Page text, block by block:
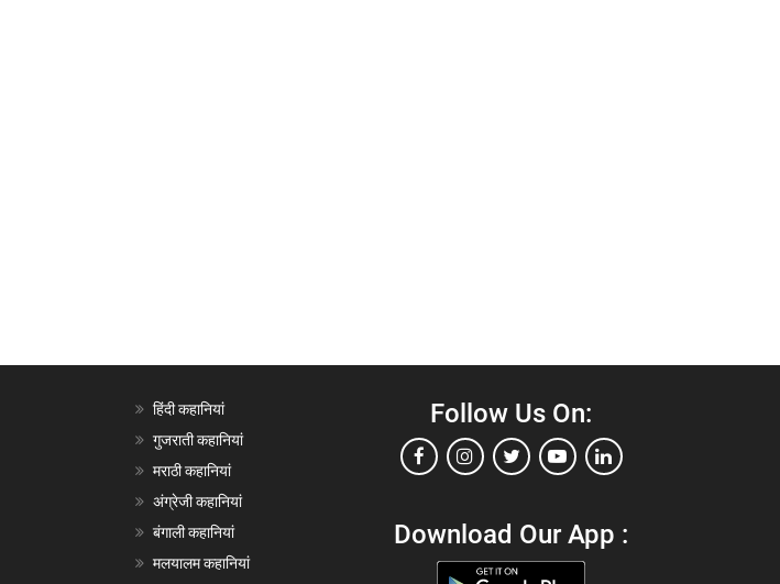
हिंदी कहानियां
गुजराती कहानियां
मराठी कहानियां
अंग्रेजी कहानियां
बंगाली कहानियां
मलयालम कहानियां
Follow Us On:
Download Our App :